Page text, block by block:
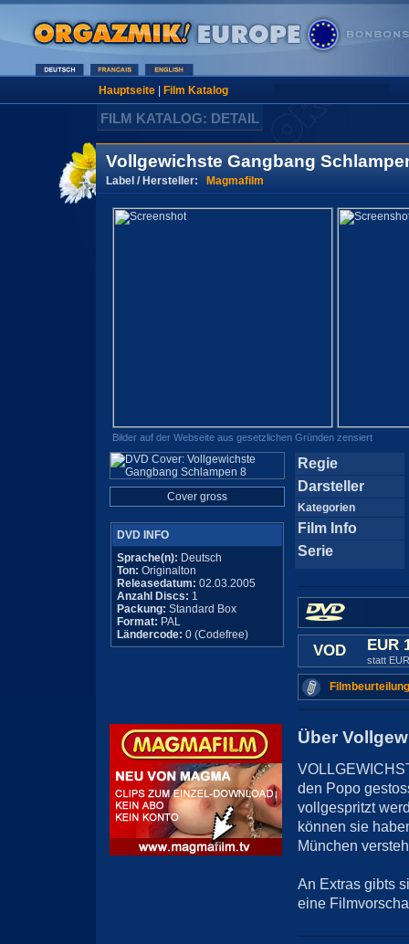
Hauptseite| Film Katalog
FILM KATALOG: DETAIL
Vollgewichste Gangbang
Label / Hersteller: Magmafilm
Bilder auf der Webseite aus gesetzlichen Gründen zensiert
Cover gross
DVD INFO
Sprache(n): Deutsch
Ton: Originalton
Releasedatum: 02.03.2005
Anzahl Discs: 1
Packung: Standard Box
Format: PAL
Ländercode: 0 (Codefree)
Regie
Darsteller
Kategorien
Film Info
Serie
VOD EUR
statt
Über
den Popo
vollgespritzt
können sie
München
An Extras gibts
eine